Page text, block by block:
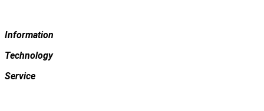
Information
Technology
Service